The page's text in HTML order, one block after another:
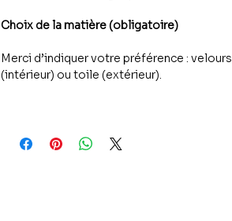
Choix de la matière (obligatoire)
Merci d’indiquer votre préférence : velours
(intérieur) ou toile (extérieur).